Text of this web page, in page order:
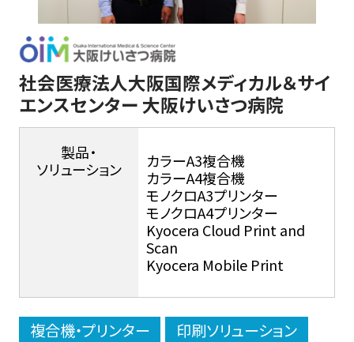
社会医療法人大阪国際メディカル＆サイ
エンスセンター 大阪けいさつ病院
製品・
ソリューション
カラーA3複合機
カラーA4複合機
モノクロA3プリンター
モノクロA4プリンター
Kyocera Cloud Print and
Scan
Kyocera Mobile Print
複合機・プリンター
印刷ソリューション